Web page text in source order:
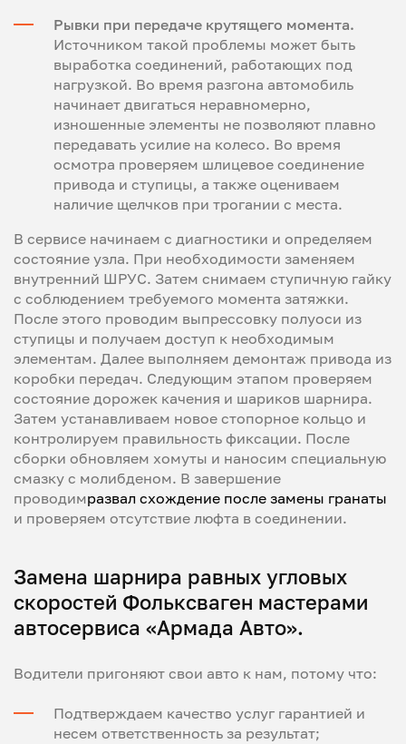
Рывки при передаче крутящего момента.
Источником такой проблемы может быть
выработка соединений, работающих под
нагрузкой. Во время разгона автомобиль
начинает двигаться неравномерно,
изношенные элементы не позволяют плавно
передавать усилие на колесо. Во время
осмотра проверяем шлицевое соединение
привода и ступицы, а также оцениваем
наличие щелчков при трогании с места.
В сервисе начинаем с диагностики и определяем
состояние узла. При необходимости заменяем
внутренний ШРУС. Затем снимаем ступичную гайку
с соблюдением требуемого момента затяжки.
После этого проводим выпрессовку полуоси из
ступицы и получаем доступ к необходимым
элементам. Далее выполняем демонтаж привода из
коробки передач. Следующим этапом проверяем
состояние дорожек качения и шариков шарнира.
Затем устанавливаем новое стопорное кольцо и
контролируем правильность фиксации. После
сборки обновляем хомуты и наносим специальную
смазку с молибденом. В завершение
проводимразвал схождение после замены гранаты
и проверяем отсутствие люфта в соединении.
Замена шарнира равных угловых
скоростей Фольксваген мастерами
автосервиса «Армада Авто».
Водители пригоняют свои авто к нам, потому что:
Подтверждаем качество услуг гарантией и
несем ответственность за результат;